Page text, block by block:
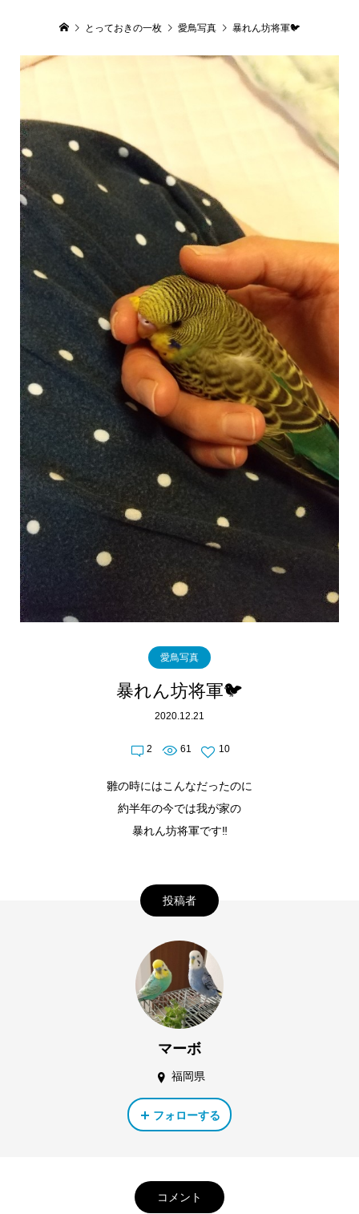
とっておきの一枚 愛鳥写真 暴れん坊将軍🐦️
愛鳥写真
暴れん坊将軍🐦️
2020.12.21
2 61 10
雛の時にはこんなだったのに
約半年の今では我が家の
暴れん坊将軍です‼️
投稿者
マーボ
福岡県
フォローする
コメント